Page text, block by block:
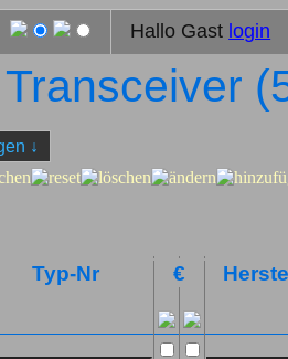
Hallo Gast login
Transceiver (
↓
Typ-Nr €